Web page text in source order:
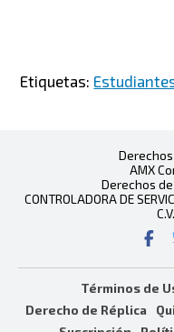
Etiquetas:
AMX
Derechos
CONTROLADORA DE
Términos de
Derecho de Réplica